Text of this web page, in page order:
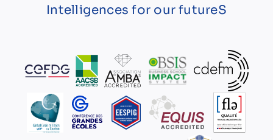
Intelligences for our futureS